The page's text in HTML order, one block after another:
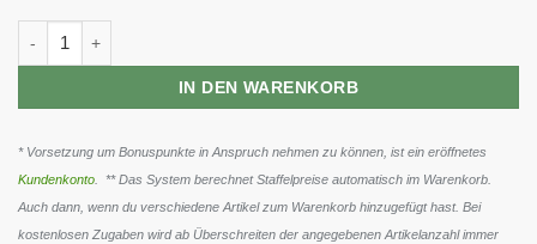
BioTech Fenugreek 60 Kapseln Menge
IN DEN WARENKORB
* Vorsetzung um Bonuspunkte in Anspruch nehmen zu können, ist ein eröffnetes
Kundenkonto . ** Das System berechnet Staffelpreise automatisch im Warenkorb.
Auch dann, wenn du verschiedene Artikel zum Warenkorb hinzugefügt hast. Bei
kostenlosen Zugaben wird ab Überschreiten der angegebenen Artikelanzahl immer